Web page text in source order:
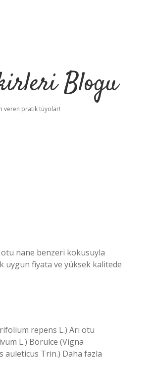
Blogu
veren pratik tüyolar!
otu nane benzeri kokusuyla
uygun fiyata ve yüksek kalitede
repens L.) Arı otu
L.) Börülce (Vigna
auleticus Trin.) Daha fazla